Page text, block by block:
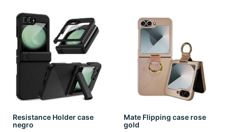
Resistance Holder case
negro
Mate Flipping case rose
gold